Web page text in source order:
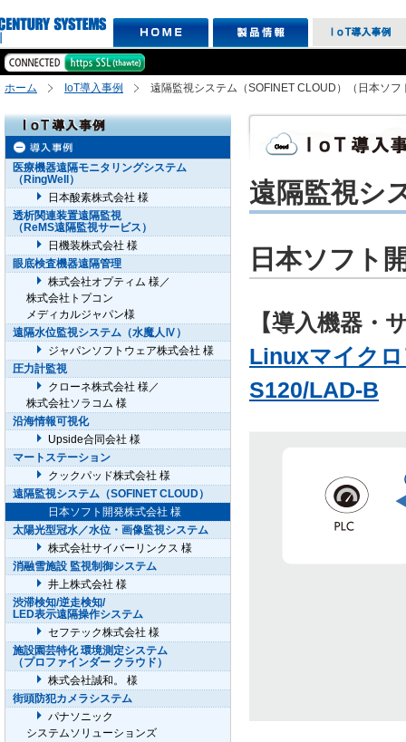
ホーム IoT導入事例 遠隔監視システム（SOFINET CLOUD）（日本ソフ
遠隔監視シ
日本ソフト
【導入機器・
Linuxマイク
S120/LAD-B
医療機器遠隔モニタリングシステム
（RingWell）
日本酸素株式会社 様
透析関連装置遠隔監視
（ReMS遠隔監視サービス）
日機装株式会社 様
眼底検査機器遠隔管理
株式会社オプティム 様／
株式会社トプコン
メディカルジャパン様
遠隔水位監視システム（水魔人Ⅳ）
ジャパンソフトウェア株式会社 様
圧力計監視
クローネ株式会社 様／
株式会社ソラコム 様
沿海情報可視化
Upside合同会社 様
マートステーション
クックパッド株式会社 様
遠隔監視システム（SOFINET CLOUD）
日本ソフト開発株式会社 様
太陽光型冠水／水位・画像監視システム
株式会社サイバーリンクス 様
消融雪施設 監視制御システム
井上株式会社 様
渋滞検知/逆走検知/
LED表示遠隔操作システム
セフテック株式会社 様
施設園芸特化 環境測定システム
（プロファインダー クラウド）
株式会社誠和。 様
街頭防犯カメラシステム
パナソニック
システムソリューションズ